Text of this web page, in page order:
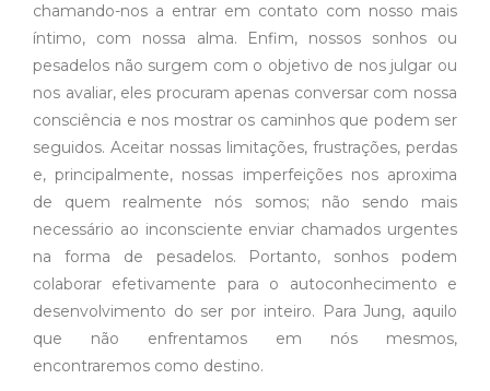
chamando-nos a entrar em contato com nosso mais
íntimo, com nossa alma. Enfim, nossos sonhos ou
pesadelos não surgem com o objetivo de nos julgar ou
nos avaliar, eles procuram apenas conversar com nossa
consciência e nos mostrar os caminhos que podem ser
seguidos. Aceitar nossas limitações, frustrações, perdas
e, principalmente, nossas imperfeições nos aproxima
de quem realmente nós somos; não sendo mais
necessário ao inconsciente enviar chamados urgentes
na forma de pesadelos. Portanto, sonhos podem
colaborar efetivamente para o autoconhecimento e
desenvolvimento do ser por inteiro. Para Jung, aquilo
que não enfrentamos em nós mesmos,
encontraremos como destino.